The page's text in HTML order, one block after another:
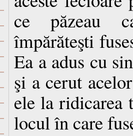
ce păzeau
împărăteşti
Ea a adus cu
şi a cerut
ele la
locul în care